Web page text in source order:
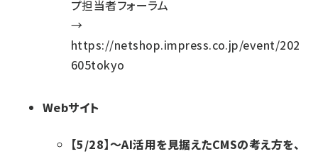
プ担当者フォーラム
→
https://netshop.impress.co.jp/event/202
605tokyo
Webサイト
【5/28】〜AI活用を見据えたCMSの考え方を、